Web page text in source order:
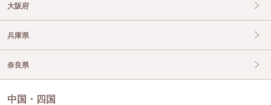
大阪府
兵庫県
奈良県
中国・四国